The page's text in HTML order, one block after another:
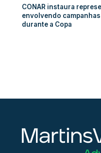
CONAR instaura
envolvendo
durante a Copa